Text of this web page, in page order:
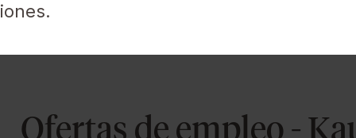
pharmacy jobs that offer a sign on
Ofertas de empleo -